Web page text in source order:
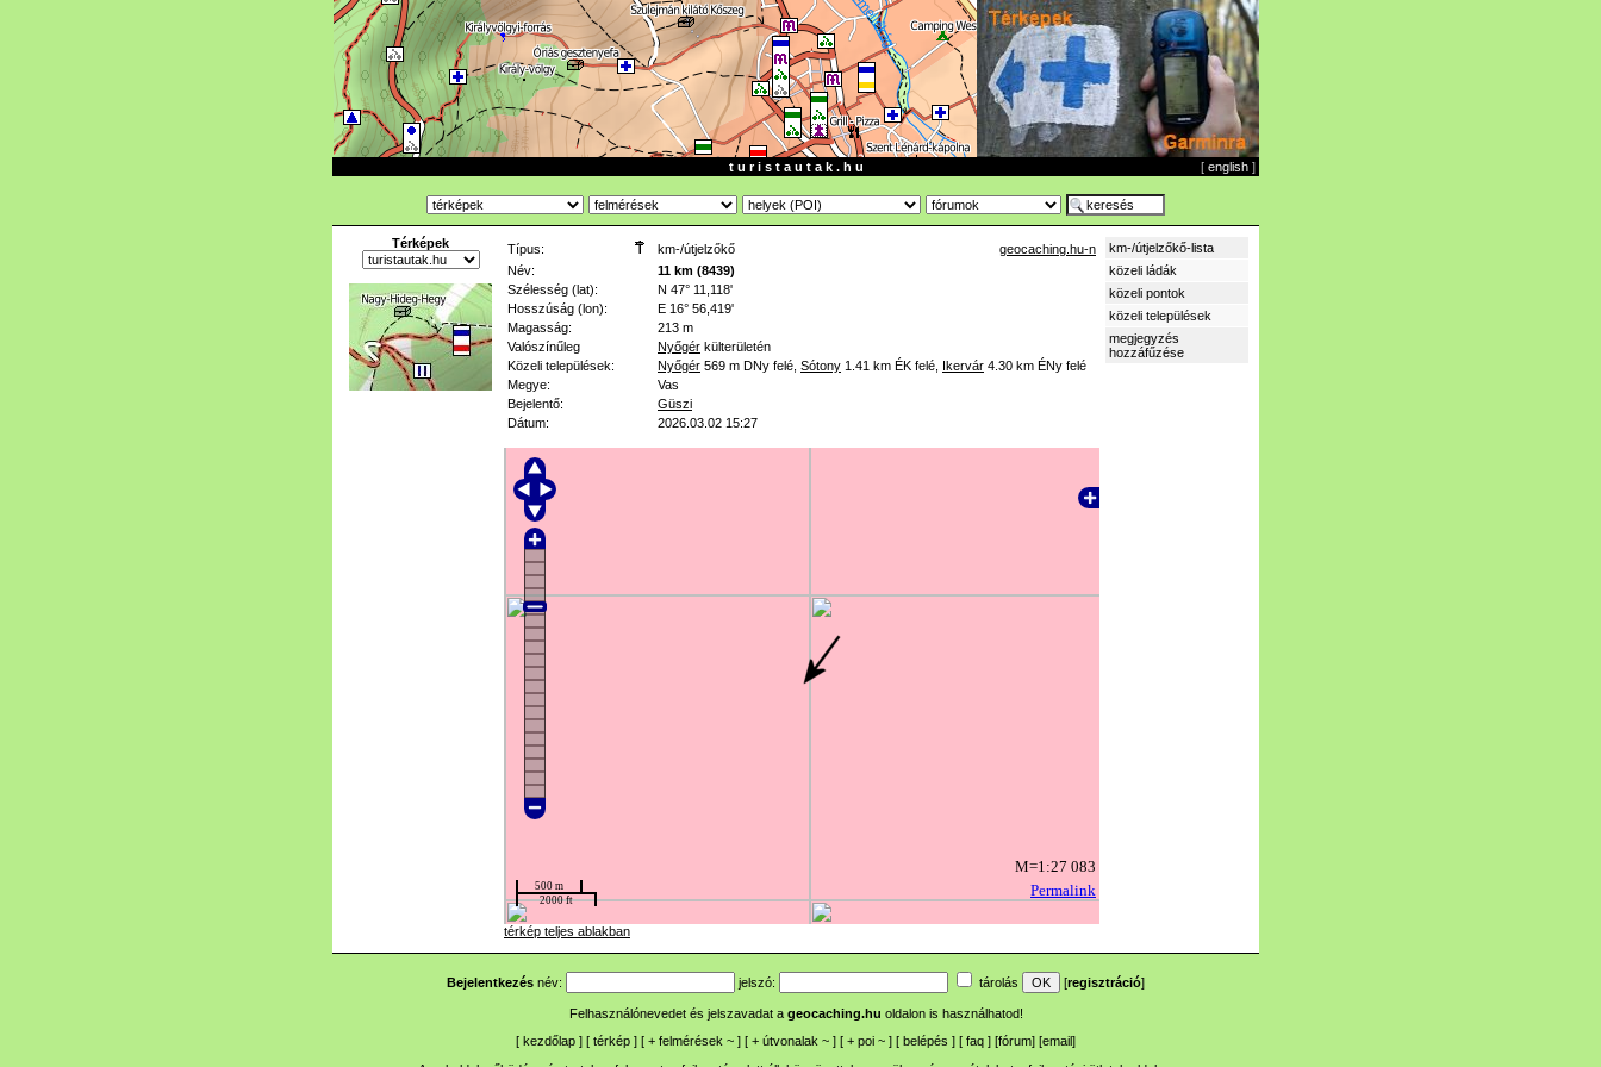
t u r i s t a u t a k . h u [ english ]
Térképek Típus: km-/útjelzőkő
geocaching.hu-n
Név:
11 km (8439)
Szélesség (lat):
N 47° 11,118'
Hosszúság (lon):
E 16° 56,419'
Magasság:
213 m
Valószínűleg
Nyőgér külterületén
Közeli települések:
Nyőgér 569 m DNy felé Sótony 1.41 km ÉK felé Ikervár 4.30 km ÉNy felé
Megye:
Vas
Bejelentő:
Güszi
Dátum:
2026.03.02 15:27
térkép teljes ablakban
km-/útjelzőkő-lista
közeli ládák
közeli pontok
közeli települések
megjegyzés
hozzáfűzése
Bejelentkezés név: jelszó: tárolás [regisztráció]
Felhasználónevedet és jelszavadat a geocaching.hu oldalon is használhatod!
[ kezdőlap ] [ térkép ] [ + felmérések ~ ] [ + útvonalak ~ ] [ + poi ~ ] [ belépés ] [ faq ] [fórum] [email]